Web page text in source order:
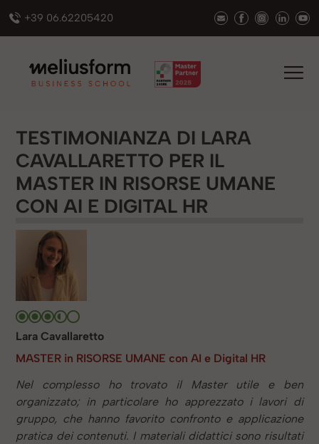
+39 06.62205420
TESTIMONIANZA DI LARA
CAVALLARETTO PER IL
MASTER IN RISORSE UMANE
CON AI E DIGITAL HR
Lara Cavallaretto
MASTER in RISORSE UMANE con AI e Digital HR
Nel complesso ho trovato il Master utile e ben
organizzato; in particolare ho apprezzato i lavori di
gruppo, che hanno favorito confronto e applicazione
pratica dei contenuti. I materiali didattici sono risultati